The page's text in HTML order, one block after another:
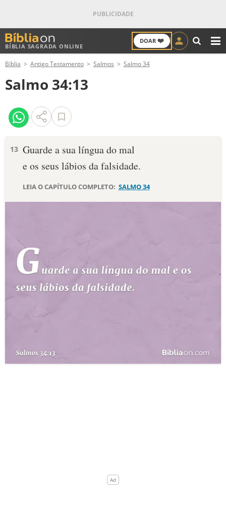
BÍBLIA SAGRADA ONLINE
DOAR ❤️
ANTIGO TESTAMENTO
NOVO TESTAMENTO
VERSÍCULOS
PALAVRA DO DIA
10 MANDAMENTOS
ESTUDOS BÍBLICOS
ESBOÇOS DE PREGAÇÃO
PERGUNTE À BÍBLIA
Bíblia Antigo Testamento Salmos Salmo 34
Salmo 34:13
13 Guarde a sua língua do mal
e os seus lábios da falsidade.
LEIA O CAPÍTULO COMPLETO: SALMO 34